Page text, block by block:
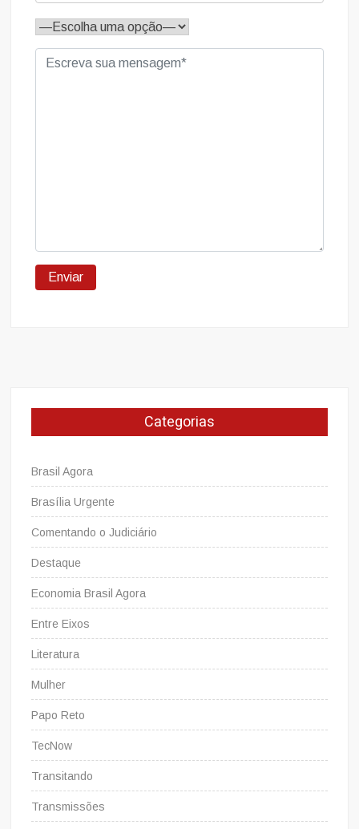
Categorias
Brasil Agora
Brasília Urgente
Comentando o Judiciário
Destaque
Economia Brasil Agora
Entre Eixos
Literatura
Mulher
Papo Reto
TecNow
Transitando
Transmissões